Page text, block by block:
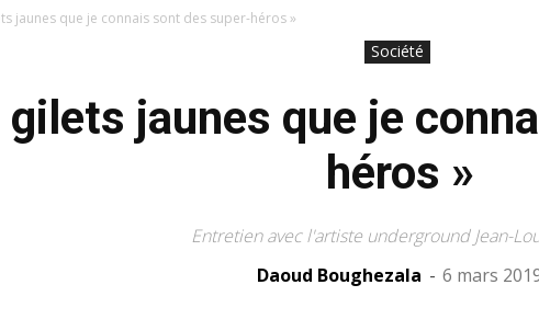
jaunes que je connais sont des super-héros »
Société
gilets jaunes que je
héros »
Entretien avec l'artiste underground Jean-
Daoud Boughezala - 6 mars